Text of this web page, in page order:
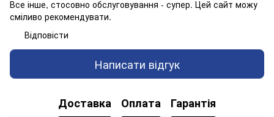
Все інше, стосовно обслуговування - супер. Цей сайт можу
сміливо рекомендувати.
Відповісти
Написати відгук
Доставка Оплата Гарантія